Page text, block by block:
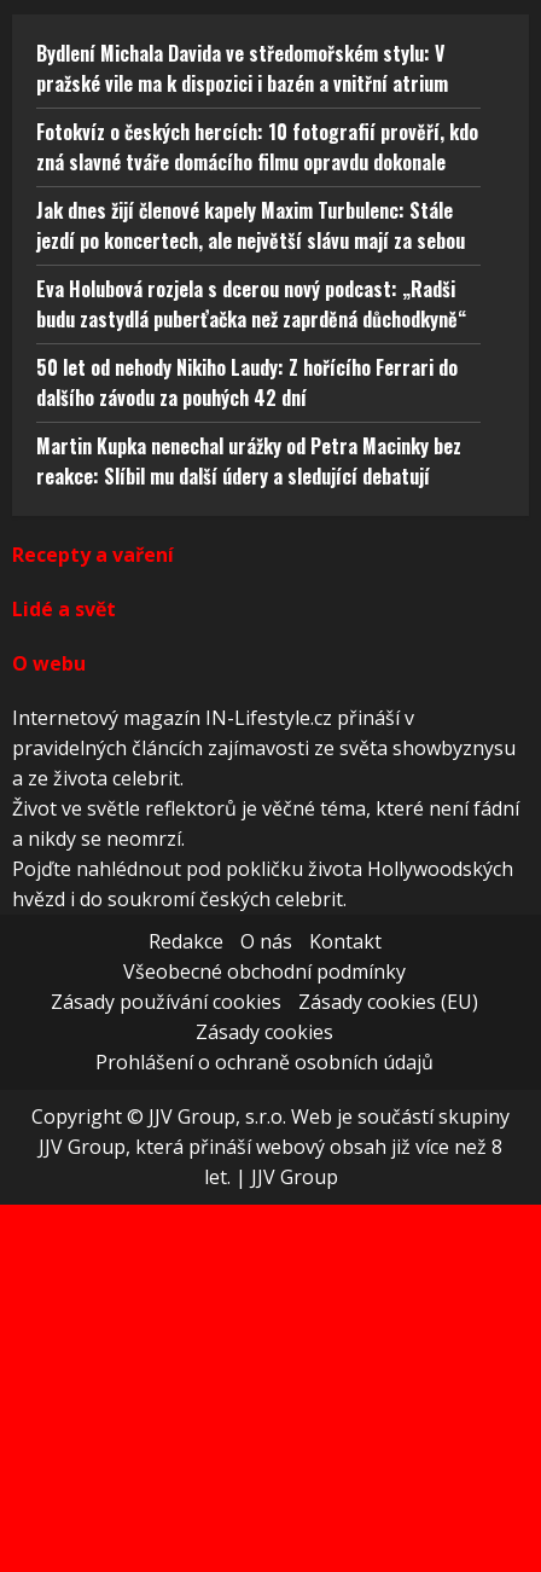
Bydlení Michala Davida ve středomořském stylu: V
pražské vile ma k dispozici i bazén a vnitřní atrium
Fotokvíz o českých hercích: 10 fotografií prověří, kdo
zná slavné tváře domácího filmu opravdu dokonale
Jak dnes žijí členové kapely Maxim Turbulenc: Stále
jezdí po koncertech, ale největší slávu mají za sebou
Eva Holubová rozjela s dcerou nový podcast: „Radši
budu zastydlá puberťačka než zaprděná důchodkyně“
50 let od nehody Nikiho Laudy: Z hořícího Ferrari do
dalšího závodu za pouhých 42 dní
Martin Kupka nenechal urážky od Petra Macinky bez
reakce: Slíbil mu další údery a sledující debatují
Recepty a vaření
Lidé a svět
O webu
Internetový magazín IN-Lifestyle.cz přináší v
pravidelných článcích zajímavosti ze světa showbyznysu
a ze života celebrit.
Život ve světle reflektorů je věčné téma, které není fádní
a nikdy se neomrzí.
Pojďte nahlédnout pod pokličku života Hollywoodských
hvězd i do soukromí českých celebrit.
Redakce
O nás
Kontakt
Všeobecné obchodní podmínky
Zásady používání cookies
Zásady cookies (EU)
Zásady cookies
Prohlášení o ochraně osobních údajů
Copyright © JJV Group, s.r.o. Web je součástí skupiny
JJV Group, která přináší webový obsah již více než 8
let. | JJV Group